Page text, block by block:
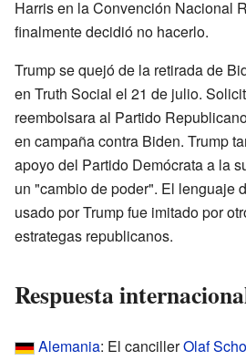
Harris en la Convención Nacional
finalmente decidió no hacerlo.
Trump se quejó de la retirada de
en Truth Social el 21 de julio.
reembolsara al Partido
en campaña contra Biden. Trump
apoyo del Partido Demócrata a la
un "cambio de poder". El lenguaje
usado por Trump fue imitado por
estrategas republicanos.
Respuesta
Alemania: El cancillerOlaf